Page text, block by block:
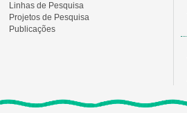
Linhas de Pesquisa
Projetos de Pesquisa
Publicações